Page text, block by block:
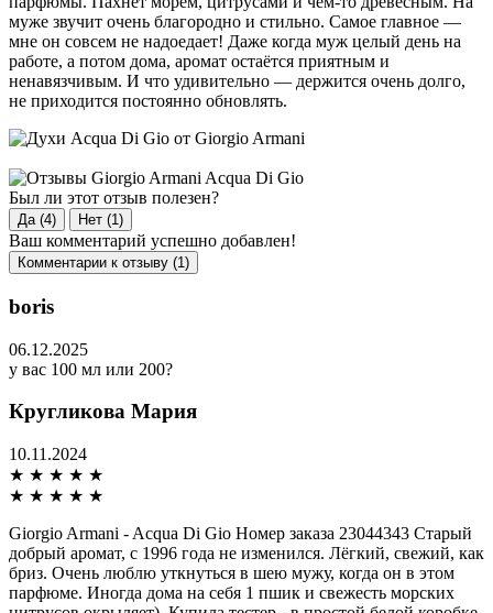
муже звучит очень благородно и стильно. Самое главное —
мне он совсем не надоедает! Даже когда муж целый день на
работе, а потом дома, аромат остаётся приятным и
ненавязчивым. И что удивительно — держится очень долго,
не приходится постоянно обновлять.
Был ли этот отзыв полезен?
Да (4) Нет (1)
Ваш комментарий успешно добавлен!
Комментарии к отзыву (1)
boris
06.12.2025
у вас 100 мл или 200?
Кругликова Мария
10.11.2024
★ ★ ★ ★ ★
★ ★ ★ ★ ★
Giorgio Armani - Acqua Di Gio Номер заказа 23044343 Старый
добрый аромат, с 1996 года не изменился. Лёгкий, свежий, как
бриз. Очень люблю уткнуться в шею мужу, когда он в этом
парфюме. Иногда дома на себя 1 пшик и свежесть морских